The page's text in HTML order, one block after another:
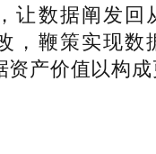
让数据阐发回
，鞭策实现数
产价值以构成